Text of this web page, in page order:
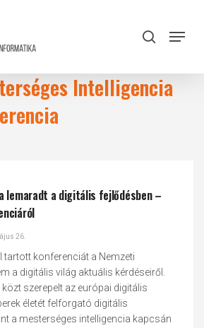
search
Menu
Intelligencia
lemaradt a digitális fejlődésben –
26.
tartott konferenciát a Nemzeti
a digitális világ aktuális kérdéseiről.
közt szerepelt az európai digitális
életét felforgató digitális
a mesterséges intelligencia kapcsán
Close